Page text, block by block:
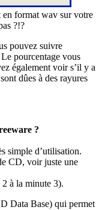
en format wav sur votre
?!?
pouvez suivre
pourcentage vous
également voir s’il y a
dûes à des rayures
?
simple d’utilisation.
CD, voir juste une
à la minute 3).
Data Base) qui permet